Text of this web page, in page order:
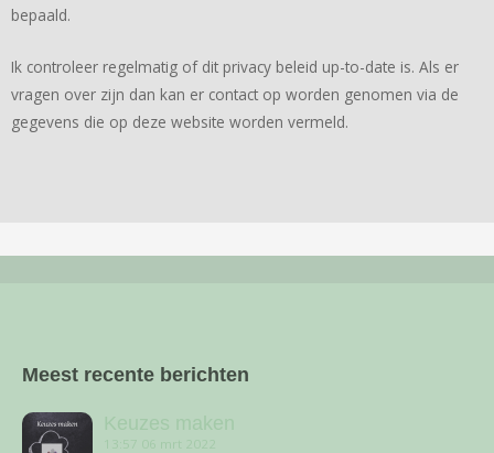
bepaald.
Ik controleer regelmatig of dit privacy beleid up-to-date is. Als er
vragen over zijn dan kan er contact op worden genomen via de
gegevens die op deze website worden vermeld.
Meest recente berichten
Keuzes maken
13:57 06 mrt 2022